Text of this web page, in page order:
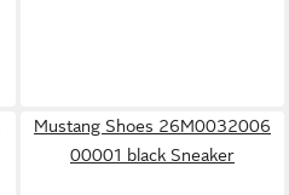
Mustang Shoes 26M0032006
00001 black Sneaker